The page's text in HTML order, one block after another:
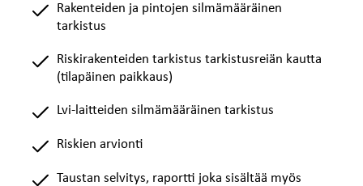
Rakenteiden ja pintojen silmämääräinen
tarkistus
Riskirakenteiden tarkistus tarkistusreiän kautta
(tilapäinen paikkaus)
Lvi-laitteiden silmämääräinen tarkistus
Riskien arvionti
Taustan selvitys, raportti joka sisältää myös